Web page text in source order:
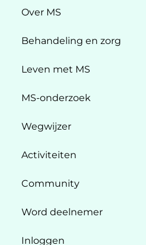
Over MS
Behandeling en zorg
Leven met MS
MS-onderzoek
Wegwijzer
Activiteiten
Community
Word deelnemer
Inloggen